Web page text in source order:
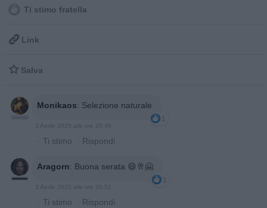
Ti stimo fratella
 Link
 Salva
Monikaos: Selezione naturale
1
3 Aprile 2025 alle ore 20:46
· Ti stimo · Rispondi
Aragorn: Buona serata 😄🥂🤗
1
3 Aprile 2025 alle ore 20:51
· Ti stimo · Rispondi